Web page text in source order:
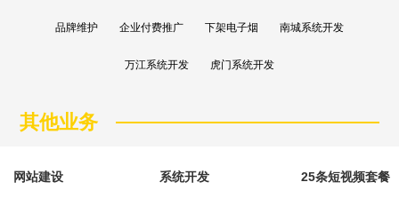
品牌维护 企业付费推广 下架电子烟 南城系统开发
万江系统开发 虎门系统开发
其他业务
网站建设 系统开发 25条短视频套餐